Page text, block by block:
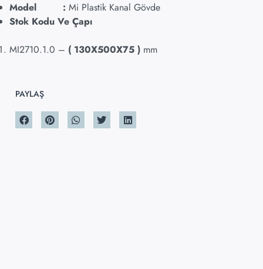
Model : Mi Plastik Kanal Gövde
Stok Kodu Ve Çapı
MI2710.1.0 – ( 130X500X75 ) mm
PAYLAŞ